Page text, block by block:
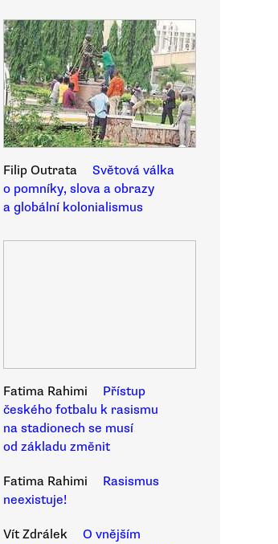
Filip Outrata
Světová válka
o pomníky, slova a obrazy
a globální kolonialismus
Fatima Rahimi
Přístup
českého fotbalu k rasismu
na stadionech se musí
od základu změnit
Fatima Rahimi
Rasismus
neexistuje!
Vít Zdrálek
O vnějším